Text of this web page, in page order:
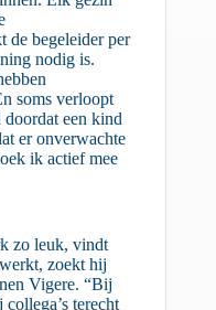
de begeleider per
nodig is.
soms verloopt
een kind
er onverwachte
ik actief mee
zo leuk, vindt
zoekt hij
Vigere. “Bij
terecht